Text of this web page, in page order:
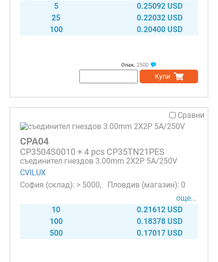
5
0.25092 USD
25
0.22032 USD
100
0.20400 USD
Опак. 2500
Купи
Сравни
CPA04
CP3504S0010 + 4 pcs CP35TN21PES
съединител гнездов 3.00mm 2X2P 5A/250V
CVILUX
> 5000
0
още...
10
0.21612 USD
100
0.18378 USD
500
0.17017 USD